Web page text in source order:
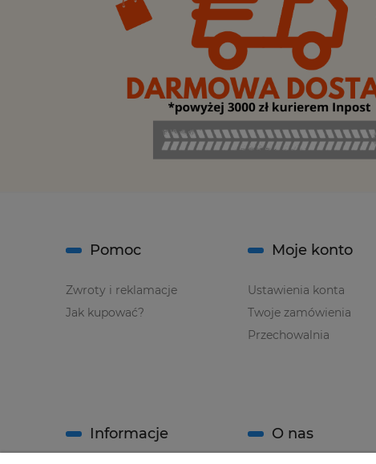
Pomoc
Zwroty i reklamacje
Jak kupować?
Moje konto
Ustawienia konta
Twoje zamówienia
Przechowalnia
Informacje O nas